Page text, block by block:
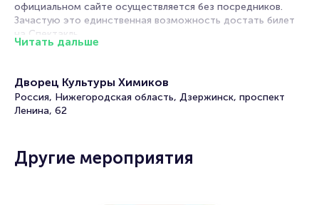
официальном сайте осуществляется без посредников.
Зачастую это единственная возможность достать билет
на Спектакль.
современников, драмы, комедии, трагикомедии. В их
основе истории, основанные на реальных событиях или
вольном вымысле постановщиков. Театральный репертуар
В сезоне 2026 вас ожидают премьеры новых спектаклей,
Читать дальше
Дворец Культуры Химиков
Россия, Нижегородская область, Дзержинск, проспект
Ленина, 62
Другие мероприятия